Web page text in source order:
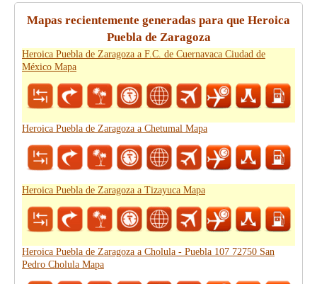
Mapas recientemente generadas para que Heroica
Puebla de Zaragoza
Heroica Puebla de Zaragoza a F.C. de Cuernavaca Ciudad de
México Mapa
Heroica Puebla de Zaragoza a Chetumal Mapa
Heroica Puebla de Zaragoza a Tizayuca Mapa
Heroica Puebla de Zaragoza a Cholula - Puebla 107 72750 San
Pedro Cholula Mapa